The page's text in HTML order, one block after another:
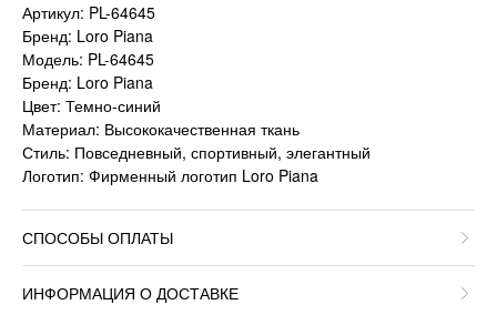
Артикул: PL-64645
Бренд: Loro Piana
Модель: PL-64645
Бренд: Loro Piana
Цвет: Темно-синий
Материал: Высококачественная ткань
Стиль: Повседневный, спортивный, элегантный
Логотип: Фирменный логотип Loro Piana
СПОСОБЫ ОПЛАТЫ
ИНФОРМАЦИЯ О ДОСТАВКЕ